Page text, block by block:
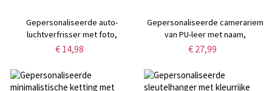
Gepersonaliseerde auto-
luchtverfrisser met foto,
grappige dubbelzijdige
autoaccessoire,
Valentijnsdag-/verjaardagscadeau
€ 14,98
Gepersonaliseerde camerariem
van PU-leer met naam,
verstelbare nek- en
fotografieaccessoire, cadeau
voor fotografen/single eyes
€ 27,99